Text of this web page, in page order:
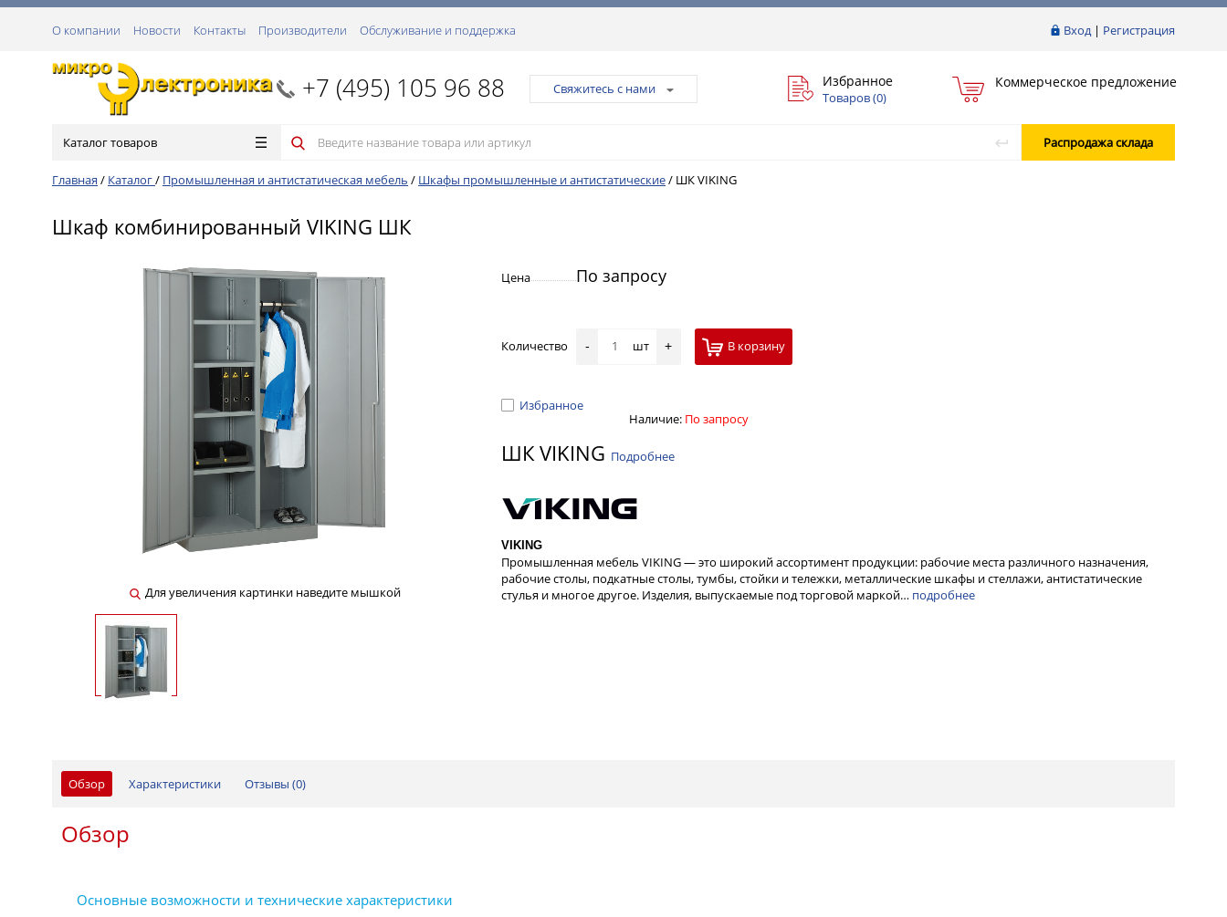
Вход| Регистрация
О компании Новости Контакты Производители Обслуживание и поддержка
+7 (495) 105 96 88 Свяжитесь с нами Избранное
Товаров (0)
Коммерческое предложение
Каталог товаров Распродажа склада
Главная / Каталог/ Промышленная и антистатическая мебель / Шкафы промышленные и антистатические/ ШК VIKING
Шкаф комбинированный VIKING ШК
Для увеличения картинки наведите мышкой
Цена По запросу
Количество - шт + В корзину
Избранное
Наличие: По запросу
ШК VIKING Подробнее
VIKING
Промышленная мебель VIKING — это широкий ассортимент продукции: рабочие места различного назначения,
рабочие столы, подкатные столы, тумбы, стойки и тележки, металлические шкафы и стеллажи, антистатические
стулья и многое другое. Изделия, выпускаемые под торговой маркой… подробнее
Обзор Характеристики Отзывы (0)
Обзор